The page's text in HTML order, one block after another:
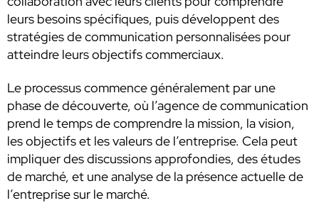
leurs besoins spécifiques, puis développent des
stratégies de communication personnalisées pour
atteindre leurs objectifs commerciaux.
Le processus commence généralement par une
phase de découverte, où l’agence de communication
prend le temps de comprendre la mission, la vision,
les objectifs et les valeurs de l’entreprise. Cela peut
impliquer des discussions approfondies, des études
de marché, et une analyse de la présence actuelle de
l’entreprise sur le marché.